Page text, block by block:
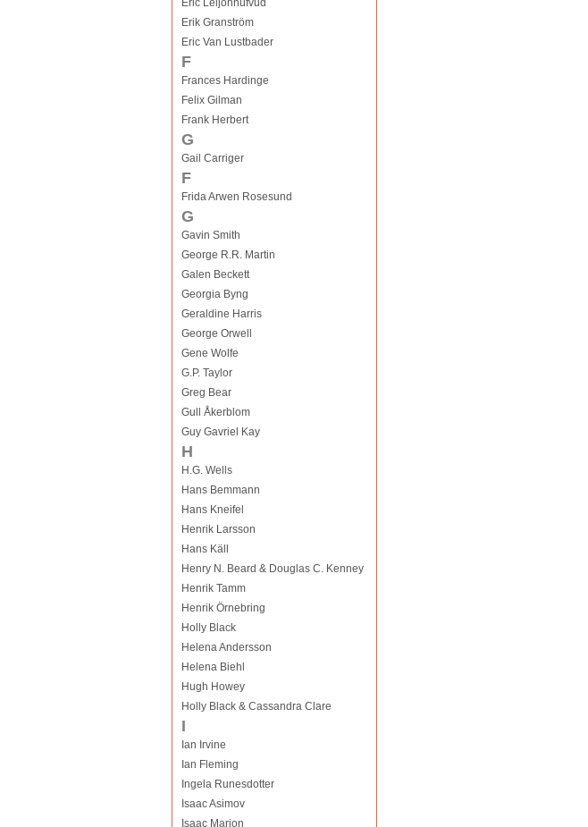
Eric Leijonhufvud
Erik Granström
Eric Van Lustbader
F
Frances Hardinge
Felix Gilman
Frank Herbert
G
Gail Carriger
F
Frida Arwen Rosesund
G
Gavin Smith
George R.R. Martin
Galen Beckett
Georgia Byng
Geraldine Harris
George Orwell
Gene Wolfe
G.P. Taylor
Greg Bear
Gull Åkerblom
Guy Gavriel Kay
H
H.G. Wells
Hans Bemmann
Hans Kneifel
Henrik Larsson
Hans Käll
Henry N. Beard & Douglas C. Kenney
Henrik Tamm
Henrik Örnebring
Holly Black
Helena Andersson
Helena Biehl
Hugh Howey
Holly Black & Cassandra Clare
I
Ian Irvine
Ian Fleming
Ingela Runesdotter
Isaac Asimov
Isaac Marion